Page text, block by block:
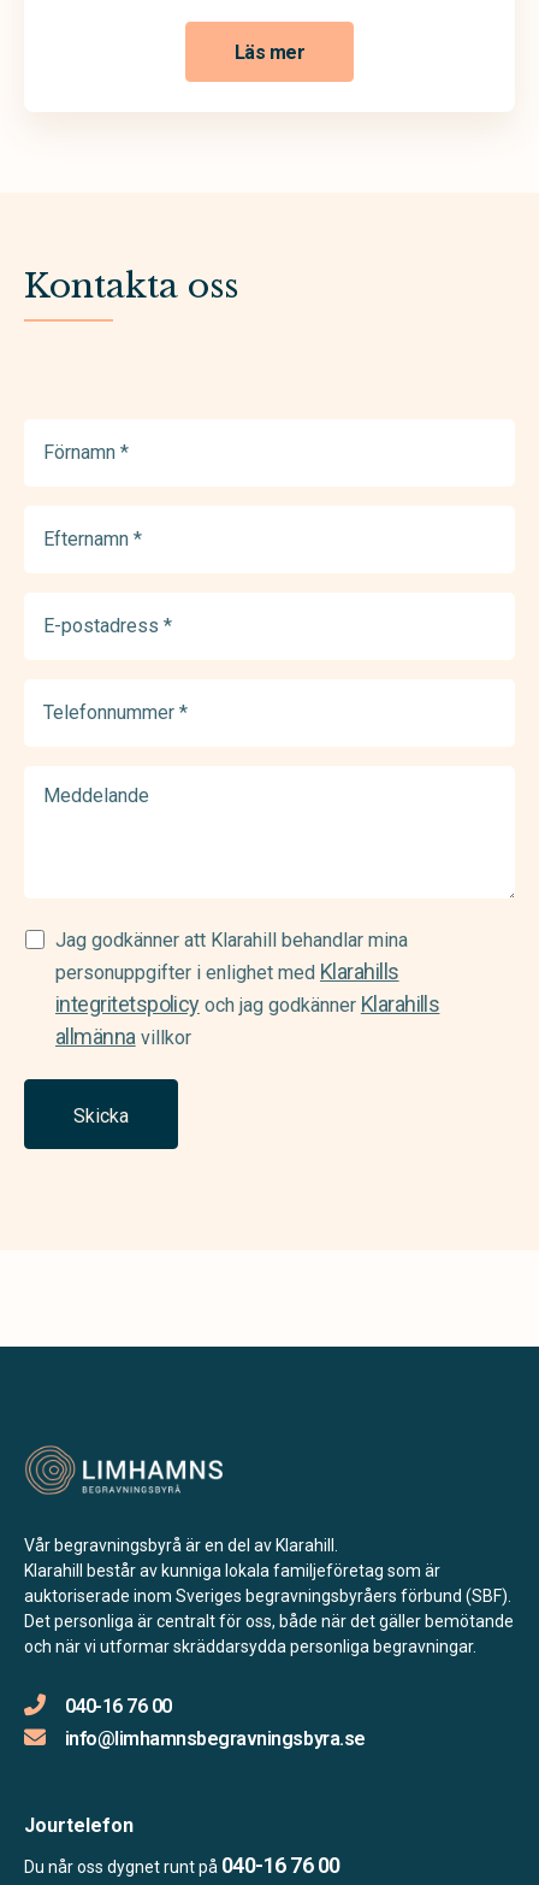
Läs mer
Kontakta oss
(Required)
(Required)
postadress
(Required)
Samtycke
(Required)
Jag godkänner att Klarahill behandlar mina
personuppgifter i enlighet med Klarahills
integritetspolicyoch jag godkänner Klarahills
allmännavillkor
Skicka
Vår begravningsbyrå är en del av Klarahill.
Klarahill består av kunniga lokala familjeföretag som är
auktoriserade inom Sveriges begravningsbyråers förbund (SBF).
Det personliga är centralt för oss, både när det gäller bemötande
och när vi utformar skräddarsydda personliga begravningar.
040-16 76 00
info@limhamnsbegravningsbyra.se
Jourtelefon
Du når oss dygnet runt på 040-16 76 00